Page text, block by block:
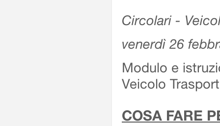
Circolari -
venerdì 26
Modulo e
Veicolo
COSA FARE